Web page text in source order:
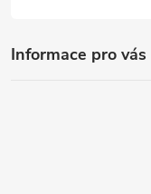
Informace pro vás